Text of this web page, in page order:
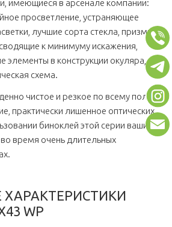
имеющиеся в арсенале компании:
просветление, устраняющее
лучшие сорта стекла, призмы с
к минимуму искажения,
элементы в конструкции окуляра,
схема.
чистое и резкое по всему полю,
практически лишенное оптических
биноклей этой серии ваши
во время очень длительных
ХАРАКТЕРИСТИКИ
WP